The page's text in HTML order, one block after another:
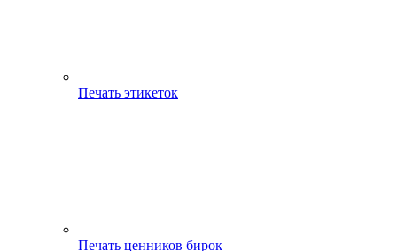
Печать этикеток
Печать ценников бирок